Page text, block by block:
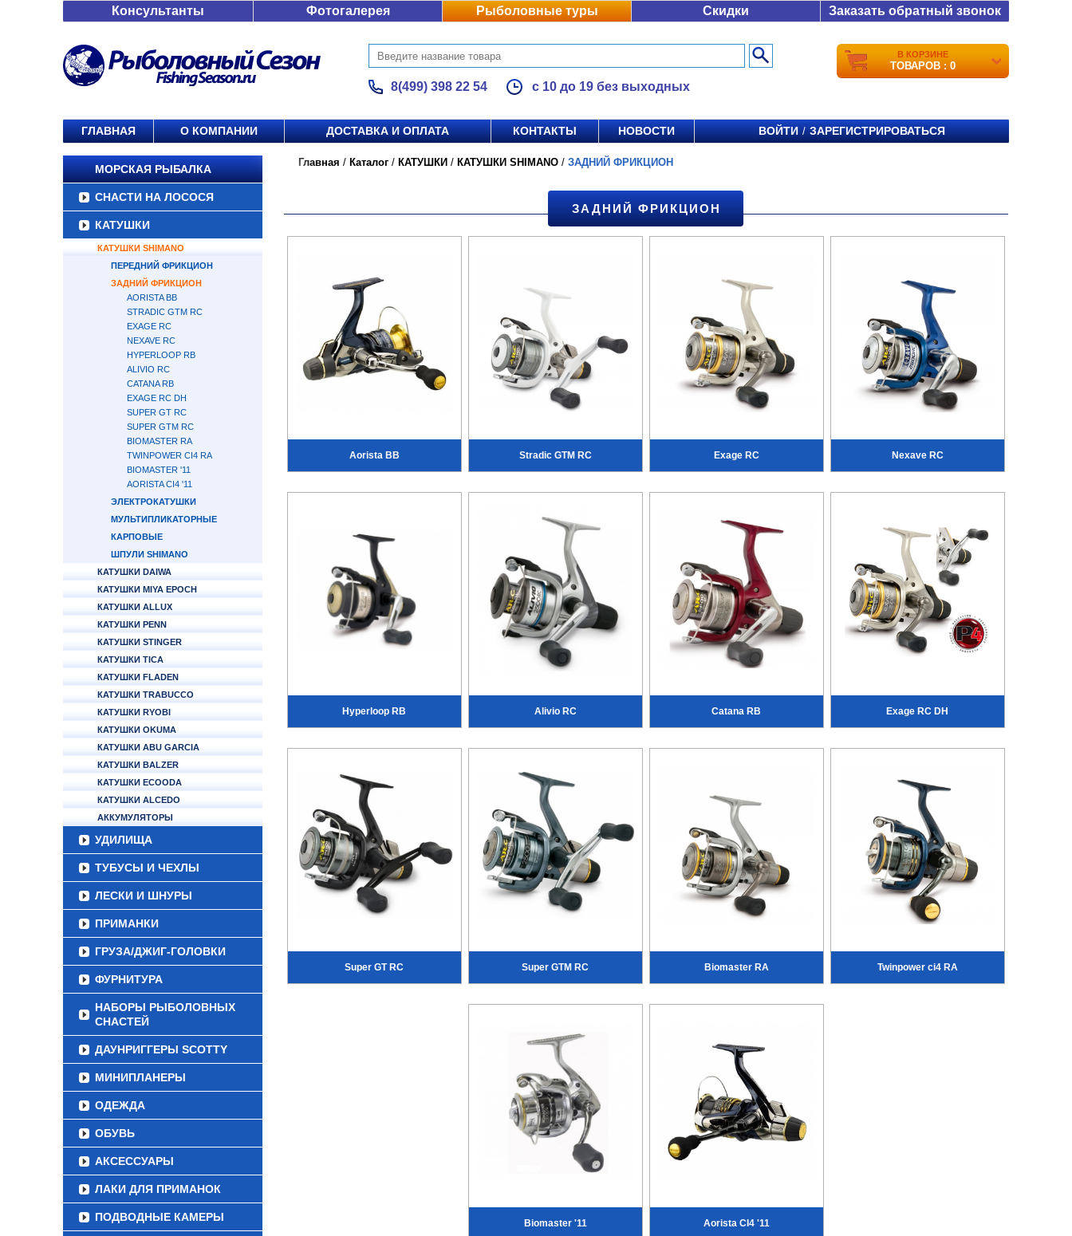
Консультанты Фотогалерея Рыболовные туры Скидки Заказать обратный звонок
8(499) 398 22 54 с 10 до 19 без выходных
В КОРЗИНЕ
ТОВАРОВ : 0
ГЛАВНАЯ О КОМПАНИИ ДОСТАВКА И ОПЛАТА КОНТАКТЫ НОВОСТИ ВОЙТИ / ЗАРЕГИСТРИРОВАТЬСЯ
МОРСКАЯ РЫБАЛКА
СНАСТИ НА ЛОСОСЯ
КАТУШКИ
КАТУШКИ SHIMANO
ПЕРЕДНИЙ ФРИКЦИОН
ЗАДНИЙ ФРИКЦИОН
AORISTA BB
STRADIC GTM RC
EXAGE RC
NEXAVE RC
HYPERLOOP RB
ALIVIO RC
CATANA RB
EXAGE RC DH
SUPER GT RC
SUPER GTM RC
BIOMASTER RA
TWINPOWER CI4 RA
BIOMASTER '11
AORISTA CI4 '11
ЭЛЕКТРОКАТУШКИ
МУЛЬТИПЛИКАТОРНЫЕ
КАРПОВЫЕ
ШПУЛИ SHIMANO
КАТУШКИ DAIWA
КАТУШКИ MIYA EPOCH
КАТУШКИ ALLUX
КАТУШКИ PENN
КАТУШКИ STINGER
КАТУШКИ TICA
КАТУШКИ FLADEN
КАТУШКИ TRABUCCO
КАТУШКИ RYOBI
КАТУШКИ OKUMA
КАТУШКИ ABU GARCIA
КАТУШКИ BALZER
КАТУШКИ ECOODA
КАТУШКИ ALCEDO
АККУМУЛЯТОРЫ
УДИЛИЩА
ТУБУСЫ И ЧЕХЛЫ
ЛЕСКИ И ШНУРЫ
ПРИМАНКИ
ГРУЗА/ДЖИГ-ГОЛОВКИ
ФУРНИТУРА
НАБОРЫ РЫБОЛОВНЫХ
СНАСТЕЙ
ДАУНРИГГЕРЫ SCOTTY
МИНИПЛАНЕРЫ
ОДЕЖДА
ОБУВЬ
АКСЕССУАРЫ
ЛАКИ ДЛЯ ПРИМАНОК
ПОДВОДНЫЕ КАМЕРЫ
Главная / Каталог / КАТУШКИ / КАТУШКИ SHIMANO / ЗАДНИЙ ФРИКЦИОН
ЗАДНИЙ ФРИКЦИОН
Aorista BB Stradic GTM RC Exage RC Nexave RC
Hyperloop RB Alivio RC Catana RB Exage RC DH
Super GT RC Super GTM RC Biomaster RA Twinpower ci4 RA
Biomaster '11 Aorista CI4 '11